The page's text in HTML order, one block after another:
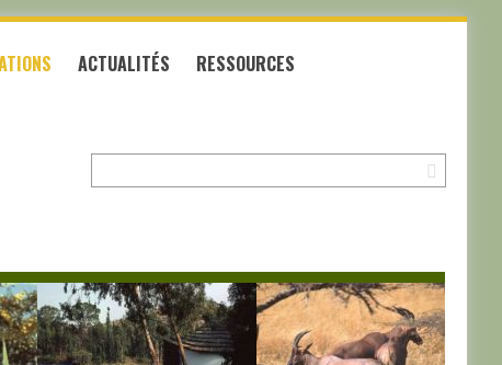
ACTUALITÉS RESSOURCES